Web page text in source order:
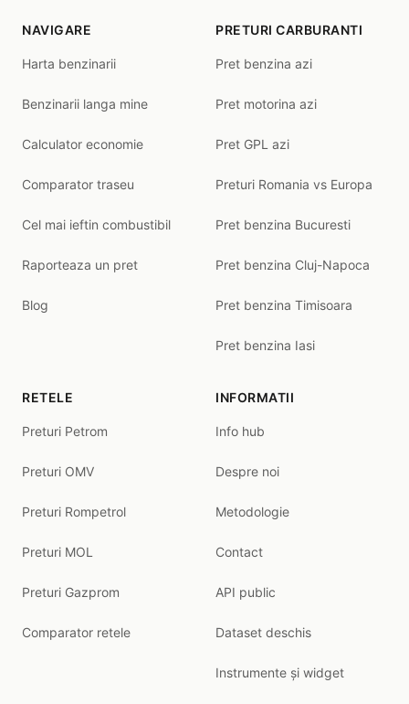
NAVIGARE
Harta benzinarii
Benzinarii langa mine
Calculator economie
Comparator traseu
Cel mai ieftin combustibil
Raporteaza un pret
Blog
PRETURI CARBURANTI
Pret benzina azi
Pret motorina azi
Pret GPL azi
Preturi Romania vs Europa
Pret benzina Bucuresti
Pret benzina Cluj-Napoca
Pret benzina Timisoara
Pret benzina Iasi
RETELE
Preturi Petrom
Preturi OMV
Preturi Rompetrol
Preturi MOL
Preturi Gazprom
Comparator retele
INFORMATII
Info hub
Despre noi
Metodologie
Contact
API public
Dataset deschis
Instrumente și widget